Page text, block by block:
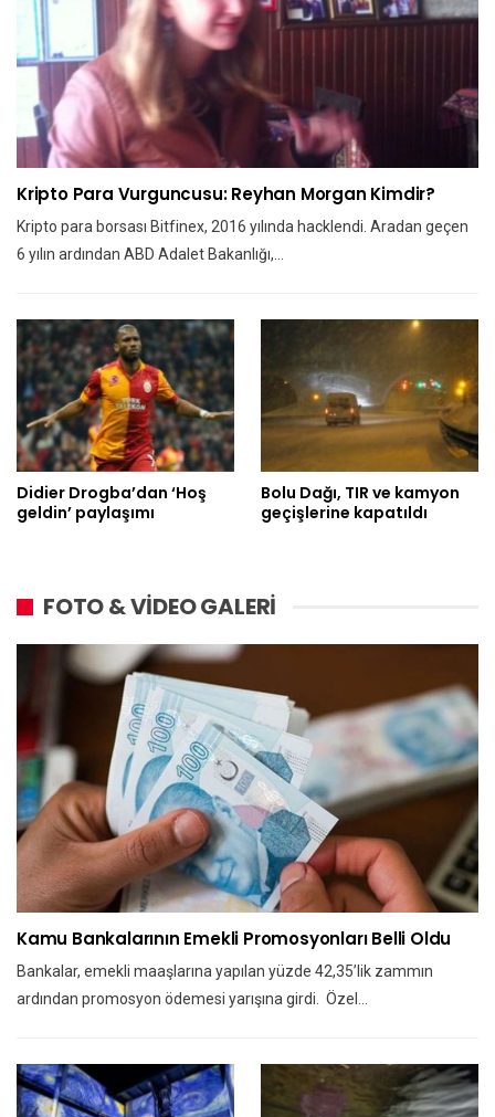
Kripto Para Vurguncusu: Reyhan Morgan Kimdir?
Kripto para borsası Bitfinex, 2016 yılında hacklendi. Aradan geçen
6 yılın ardından ABD Adalet Bakanlığı,…
Didier Drogba’dan ‘Hoş
geldin’ paylaşımı
Bolu Dağı, TIR ve kamyon
geçişlerine kapatıldı
FOTO & VİDEO GALERİ
Kamu Bankalarının Emekli Promosyonları Belli Oldu
Bankalar, emekli maaşlarına yapılan yüzde 42,35’lik zammın
ardından promosyon ödemesi yarışına girdi. Özel…